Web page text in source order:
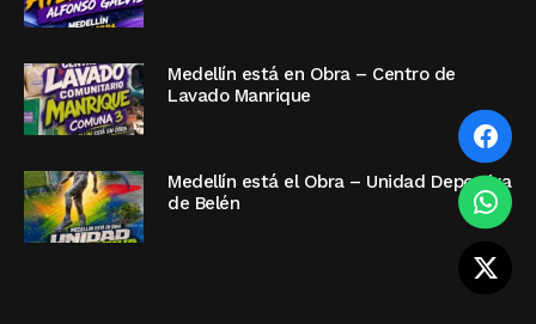
Medellín está en Obra – Centro de
Lavado Manrique
Medellín está el Obra – Unidad Deportiva
de Belén